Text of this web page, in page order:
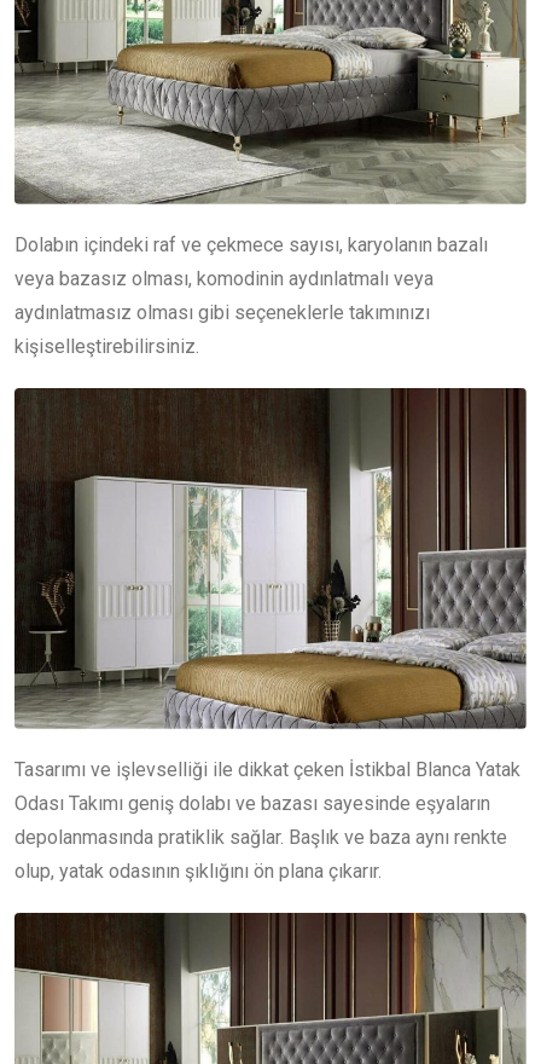
Dolabın içindeki raf ve çekmece sayısı, karyolanın bazalı
veya bazasız olması, komodinin aydınlatmalı veya
aydınlatmasız olması gibi seçeneklerle takımınızı
kişiselleştirebilirsiniz.
Tasarımı ve işlevselliği ile dikkat çeken İstikbal Blanca Yatak
Odası Takımı geniş dolabı ve bazası sayesinde eşyaların
depolanmasında pratiklik sağlar. Başlık ve baza aynı renkte
olup, yatak odasının şıklığını ön plana çıkarır.